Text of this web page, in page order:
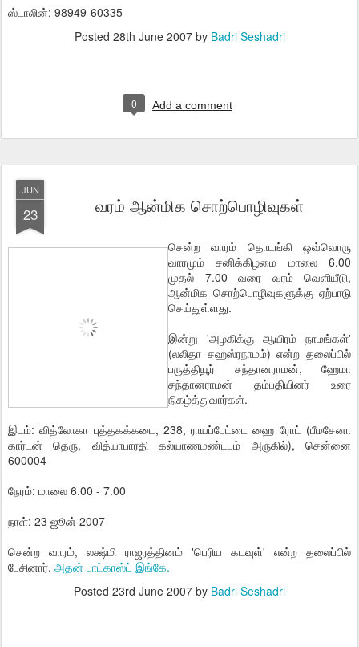
ஸ்டாலின்: 98949-60335
Posted 28th June 2007by Badri Seshadri
0 Add a comment
JUN
23 வரம் ஆன்மிக சொற்பொழிவுகள்
சென்ற வாரம் தொடங்கி ஒவ்வொரு
வாரமும் சனிக்கிழமை மாலை 6.00
முதல் 7.00 வரை வரம் வெளியீடு,
ஆன்மிக சொற்பொழிவுகளுக்கு ஏற்பாடு
செய்துள்ளது.
இன்று 'அழகிக்கு ஆயிரம் நாமங்கள்'
(லலிதா சஹஸ்ரநாமம்) என்ற தலைப்பில்
பருத்தியூர் சந்தானராமன், ஹேமா
சந்தானராமன் தம்பதியினர் உரை
நிகழ்த்துவார்கள்.
இடம்: வித்லோகா புத்தகக்கடை, 238, ராயப்பேட்டை ஹை ரோட் (பீமசேனா
கார்டன் தெரு, வித்யாபாரதி கல்யாணமண்டபம் அருகில்), சென்னை
600004
நேரம்: மாலை 6.00 - 7.00
நாள்: 23 ஜூன் 2007
சென்ற வாரம், லக்ஷ்மி ராஜரத்தினம் 'பெரிய கடவுள்' என்ற தலைப்பில்
பேசினார். அதன் பாட்காஸ்ட் இங்கே.
Posted 23rd June 2007 by Badri Seshadri